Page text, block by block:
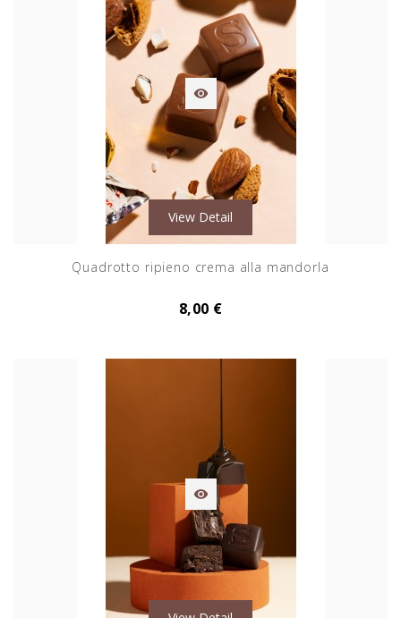

View Detail
Quadrotto ripieno crema alla mandorla
8,00 €
